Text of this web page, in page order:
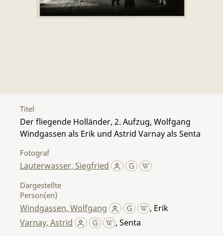
Titel
Der fliegende Holländer, 2. Aufzug, Wolfgang
Windgassen als Erik und Astrid Varnay als Senta
Fotograf
Lauterwasser, Siegfried
Dargestellte
Person(en)
Windgassen, Wolfgang , Erik
Varnay, Astrid
, Senta